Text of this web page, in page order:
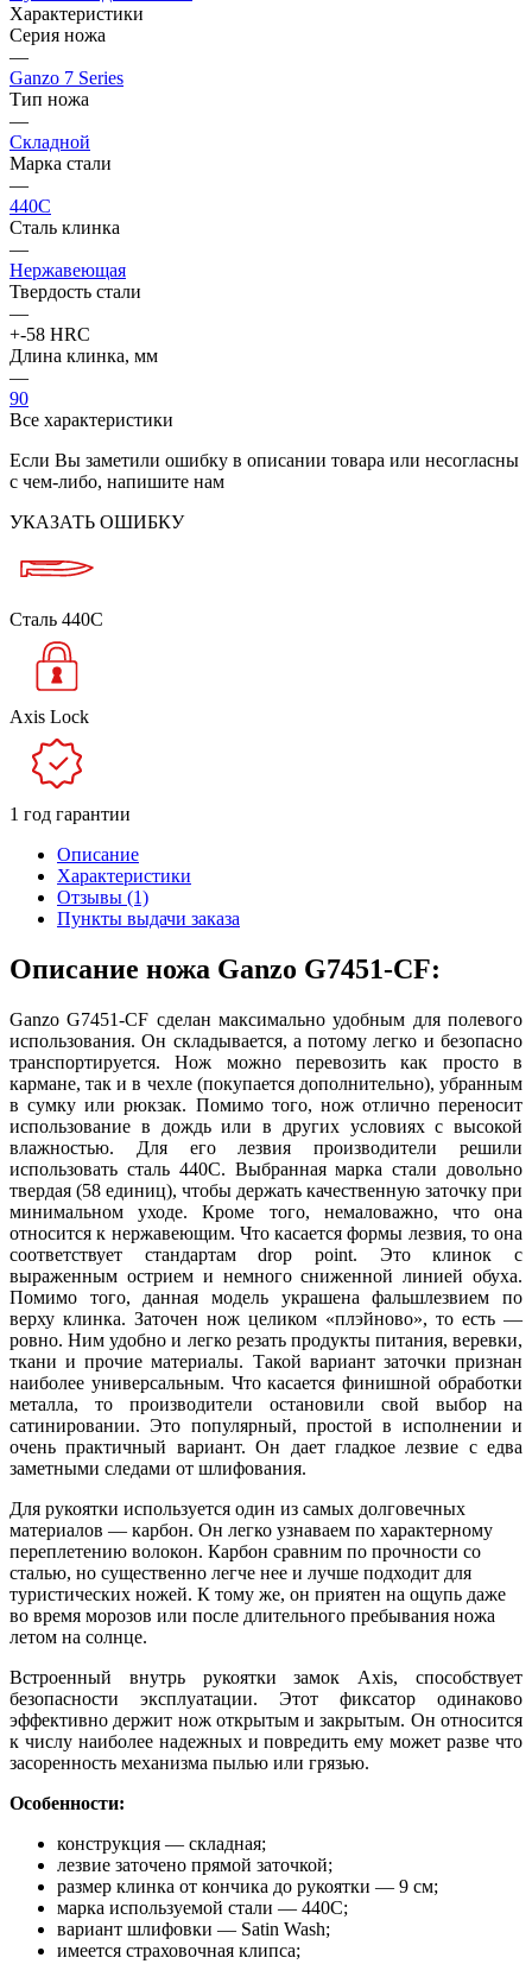
Характеристики
Серия ножа
—
Ganzo 7 Series
Тип ножа
—
Складной
Марка стали
—
440C
Сталь клинка
—
Нержавеющая
Твердость стали
—
+-58 HRC
Длина клинка, мм
—
90
Все характеристики
Если Вы заметили ошибку в описании товара или несогласны
с чем-либо, напишите нам
УКАЗАТЬ ОШИБКУ
Сталь 440C
Axis Lock
1 год гарантии
Описание
Характеристики
Отзывы (1)
Пункты выдачи заказа
Описание ножа Ganzo G7451-CF:
Ganzo G7451-CF сделан максимально удобным для полевого
использования. Он складывается, а потому легко и безопасно
транспортируется. Нож можно перевозить как просто в
кармане, так и в чехле (покупается дополнительно), убранным
в сумку или рюкзак. Помимо того, нож отлично переносит
использование в дождь или в других условиях с высокой
влажностью. Для его лезвия производители решили
использовать сталь 440C. Выбранная марка стали довольно
твердая (58 единиц), чтобы держать качественную заточку при
минимальном уходе. Кроме того, немаловажно, что она
относится к нержавеющим. Что касается формы лезвия, то она
соответствует стандартам drop point. Это клинок с
выраженным острием и немного сниженной линией обуха.
Помимо того, данная модель украшена фальшлезвием по
верху клинка. Заточен нож целиком «плэйново», то есть —
ровно. Ним удобно и легко резать продукты питания, веревки,
ткани и прочие материалы. Такой вариант заточки признан
наиболее универсальным. Что касается финишной обработки
металла, то производители остановили свой выбор на
сатинировании. Это популярный, простой в исполнении и
очень практичный вариант. Он дает гладкое лезвие с едва
заметными следами от шлифования.
Для рукоятки используется один из самых долговечных
материалов — карбон. Он легко узнаваем по характерному
переплетению волокон. Карбон сравним по прочности со
сталью, но существенно легче нее и лучше подходит для
туристических ножей. К тому же, он приятен на ощупь даже
во время морозов или после длительного пребывания ножа
летом на солнце.
Встроенный внутрь рукоятки замок Axis, способствует
безопасности эксплуатации. Этот фиксатор одинаково
эффективно держит нож открытым и закрытым. Он относится
к числу наиболее надежных и повредить ему может разве что
засоренность механизма пылью или грязью.
Особенности:
конструкция — складная;
лезвие заточено прямой заточкой;
размер клинка от кончика до рукоятки — 9 см;
марка используемой стали — 440С;
вариант шлифовки — Satin Wash;
имеется страховочная клипса;